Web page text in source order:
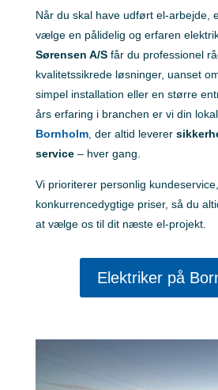
Når du skal have udført el-arbejde,
vælge en pålidelig og erfaren
Sørensen A/Sfår du professionel
kvalitetssikrede løsninger, uanset
simpel installation eller en større
års erfaring i branchen er vi din
Bornholm, der altid leverer
service– hver gang.
Vi prioriterer personlig
konkurrencedygtige priser, så du
at vælge os til dit næste el-projekt.
Elektriker på